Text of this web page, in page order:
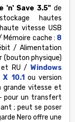
'n' Save3.5"de
hautes
vitesse USB
Mémoire cache : 8
/ Alimentation
physique)
et RU / Windows
X 10.1 ou version
grande vitesse et
pour un transfert
; peut se poser
Nero offre une